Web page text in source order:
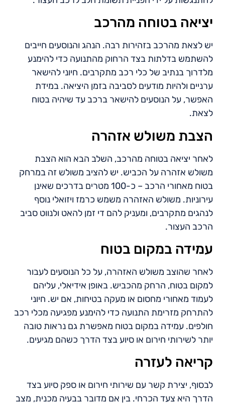
יציאה בטוחה מהרכב
יש לצאת מהרכב בזהירות רבה. הנהג והנוסעים חייבים
להשתמש בדלתות בצד הרחוק מהתנועה כדי להימנע
מלדרוך בנתיב של כלי רכב מתקרבים. חיוני להישאר
ערניים ולהיות מודעים לסביבה בזמן היציאה. במידת
האפשר, על הנוסעים להישאר ברכב עד שיהיה בטוח
לצאת.
הצבת משולש אזהרה
לאחר יציאה בטוחה מהרכב, השלב הבא הוא הצבת
משולש אזהרה על הכביש. יש להציב משולש זה במרחק
בטוח מאחורי הרכב – כ-100 מטרים בדרכים שאינן
עירוניות. משולש האזהרה משמש כרמז ויזואלי נוסף
לנהגים מתקרבים, ומעניק להם די זמן להאט ולנווט סביב
הרכב העצור.
עמידה במקום בטוח
לאחר שהוצב משולש האזהרה, על כל הנוסעים לעבור
למקום בטוח, הרחק מהכביש. באופן אידיאלי, עליהם
לעמוד מאחורי מחסום או מעקה בטיחות, אם יש. חיוני
להתרחק מזרימת התנועה כדי להימנע מפגיעה מכלי רכב
חולפים. עמידה במקום בטוח מאפשרת גם נראות טובה
יותר לשירותי חירום או סיוע בצד הדרך כשהם מגיעים.
קריאה לעזרה
לבסוף, יצירת קשר עם שירותי חירום או ספק סיוע בצד
הדרך היא צעד הכרחי. בין אם מדובר בבעיה מכנית, מצב